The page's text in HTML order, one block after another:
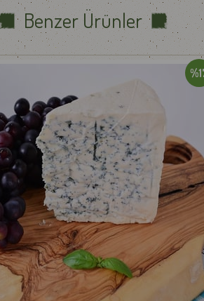
yaşadığınız herhangi bir sorunu
Benzer Ürünler